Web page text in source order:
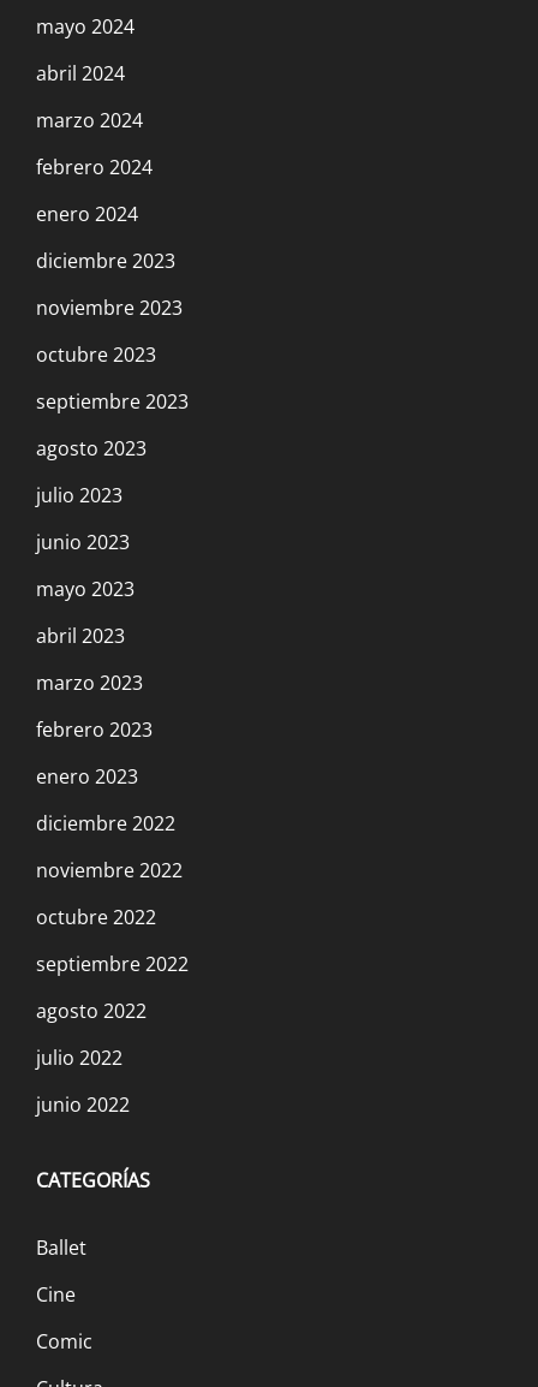
mayo 2024
abril 2024
marzo 2024
febrero 2024
enero 2024
diciembre 2023
noviembre 2023
octubre 2023
septiembre 2023
agosto 2023
julio 2023
junio 2023
mayo 2023
abril 2023
marzo 2023
febrero 2023
enero 2023
diciembre 2022
noviembre 2022
octubre 2022
septiembre 2022
agosto 2022
julio 2022
junio 2022
CATEGORÍAS
Ballet
Cine
Comic